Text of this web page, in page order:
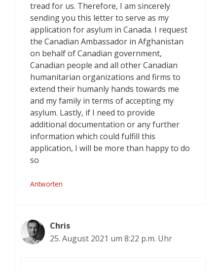
tread for us. Therefore, I am sincerely
sending you this letter to serve as my
application for asylum in Canada. I request
the Canadian Ambassador in Afghanistan
on behalf of Canadian government,
Canadian people and all other Canadian
humanitarian organizations and firms to
extend their humanly hands towards me
and my family in terms of accepting my
asylum. Lastly, if I need to provide
additional documentation or any further
information which could fulfill this
application, I will be more than happy to do
so
Antworten
Chris
25. August 2021 um 8:22 p.m. Uhr